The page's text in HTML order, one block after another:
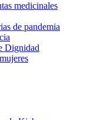
medicinales
de pandemia
Dignidad